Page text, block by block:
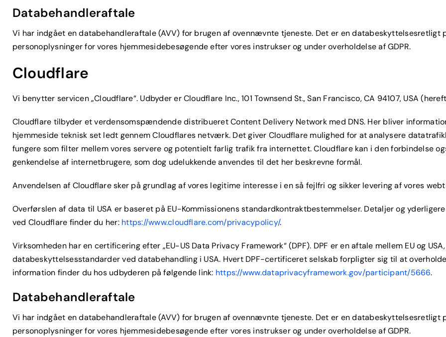
Databehandleraftale
Vi har indgået en databehandleraftale (AVV) for brugen af ovennævnte tjeneste. Det er en
personoplysninger for vores hjemmesidebesøgende efter vores instrukser og under overholdelse af GDPR.
Cloudflare
Vi benytter servicen „Cloudflare“. Udbyder er Cloudflare Inc., 101 Townsend St., San Francisco, CA 94107, USA
Cloudflare tilbyder et verdensomspændende distribueret Content Delivery Network med DNS. Her bliver
hjemmeside teknisk set ledt gennem Cloudflares netværk. Det giver Cloudflare mulighed for at analysere
fungere som filter mellem vores servere og potentielt farlig trafik fra internettet. Cloudflare kan i den forbindelse
genkendelse af internetbrugere, som dog udelukkende anvendes til det her beskrevne formål.
Anvendelsen af Cloudflare sker på grundlag af vores legitime interesse i en så fejlfri og sikker levering af vores
Overførslen af data til USA er baseret på EU-Kommissionens standardkontraktbestemmelser. Detaljer og
ved Cloudflare finder du her: https://www.cloudflare.com/privacypolicy/.
Virksomheden har en certificering efter „EU-US Data Privacy Framework“ (DPF). DPF er en aftale mellem EU og
databeskyttelsesstandarder ved databehandling i USA. Hvert DPF-certificeret selskab forpligter sig til at
information finder du hos udbyderen på følgende link: https://www.dataprivacyframework.gov/participant/5666.
Databehandleraftale
Vi har indgået en databehandleraftale (AVV) for brugen af ovennævnte tjeneste. Det er en
personoplysninger for vores hjemmesidebesøgende efter vores instrukser og under overholdelse af GDPR.